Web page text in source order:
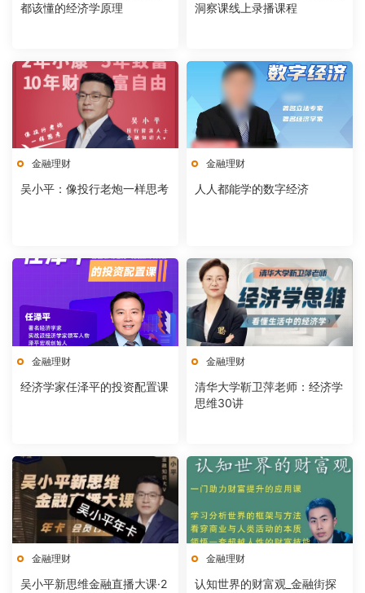
都该懂的经济学原理
洞察课线上录播课程
金融理财
吴小平：像投行老炮一样思考
金融理财
人人都能学的数字经济
金融理财
经济学家任泽平的投资配置课
金融理财
清华大学靳卫萍老师：经济学
思维30讲
金融理财
吴小平新思维金融直播大课·2
金融理财
认知世界的财富观_金融街探